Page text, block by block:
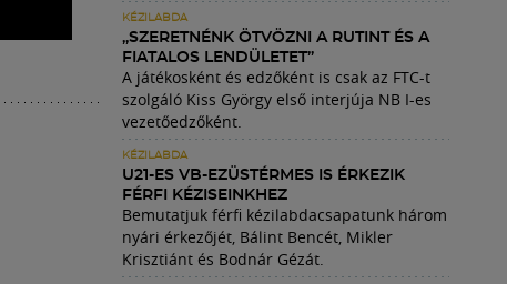
KÉZILABDA
„SZERETNÉNK ÖTVÖZNI A RUTINT ÉS A
FIATALOS LENDÜLETET”
A játékosként és edzőként is csak az FTC-t
szolgáló Kiss György első interjúja NB I-es
vezetőedzőként.
KÉZILABDA
U21-ES VB-EZÜSTÉRMES IS ÉRKEZIK
FÉRFI KÉZISEINKHEZ
Bemutatjuk férfi kézilabdacsapatunk három
nyári érkezőjét, Bálint Bencét, Mikler
Krisztiánt és Bodnár Gézát.